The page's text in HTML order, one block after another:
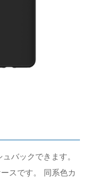
バックできます。
スです。 同系色カ